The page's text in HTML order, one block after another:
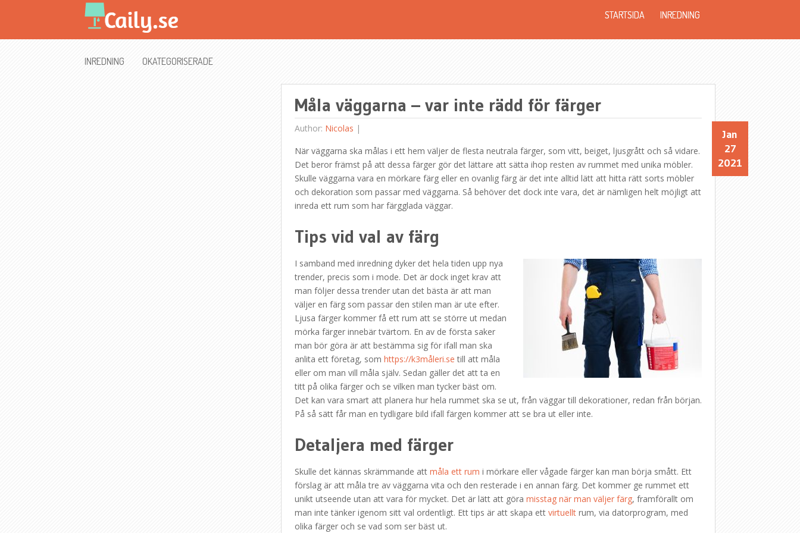
STARTSIDA INREDNING
INREDNING OKATEGORISERADE
Måla väggarna – var inte rädd för färger
Author: Nicolas |
Jan
27
2021
När väggarna ska målas i ett hem väljer de flesta neutrala färger, som vitt, beiget, ljusgrått och så vidare.
Det beror främst på att dessa färger gör det lättare att sätta ihop resten av rummet med unika möbler.
Skulle väggarna vara en mörkare färg eller en ovanlig färg är det inte alltid lätt att hitta rätt sorts möbler
och dekoration som passar med väggarna. Så behöver det dock inte vara, det är nämligen helt möjligt att
inreda ett rum som har färgglada väggar.
Tips vid val av färg
I samband med inredning dyker det hela tiden upp nya
trender, precis som i mode. Det är dock inget krav att
man följer dessa trender utan det bästa är att man
väljer en färg som passar den stilen man är ute efter.
Ljusa färger kommer få ett rum att se större ut medan
mörka färger innebär tvärtom. En av de första saker
man bör göra är att bestämma sig för ifall man ska
anlita ett företag, som https://k3måleri.se till att måla
eller om man vill måla själv. Sedan gäller det att ta en
titt på olika färger och se vilken man tycker bäst om.
Det kan vara smart att planera hur hela rummet ska se ut, från väggar till dekorationer, redan från början.
På så sätt får man en tydligare bild ifall färgen kommer att se bra ut eller inte.
Detaljera med färger
Skulle det kännas skrämmande att måla ett rum i mörkare eller vågade färger kan man börja smått. Ett
förslag är att måla tre av väggarna vita och den resterade i en annan färg. Det kommer ge rummet ett
unikt utseende utan att vara för mycket. Det är lätt att göra misstag när man väljer färg, framförallt om
man inte tänker igenom sitt val ordentligt. Ett tips är att skapa ett virtuelltrum, via datorprogram, med
olika färger och se vad som ser bäst ut.